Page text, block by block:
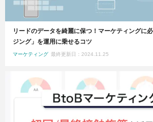
リードのデータを綺麗に保つ！マーケティングに
ジング」を運用に乗せるコツ
マーケティング 最終更新日：2024.11.25